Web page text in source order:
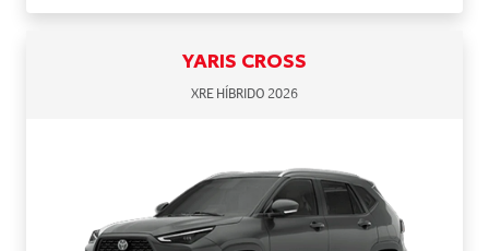
YARIS CROSS
XRE HÍBRIDO 2026